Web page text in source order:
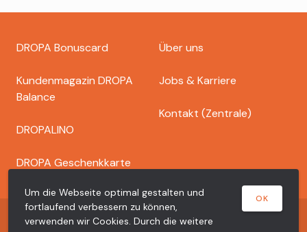
Footer
dropa
DROPA Bonuscard
Kundenmagazin DROPA
Balance
DROPALINO
DROPA Geschenkkarte
Über uns
Jobs & Karriere
Kontakt (Zentrale)
Copyright © 2026 Dr. Bähler Dropa AG
Um die Webseite optimal gestalten und
fortlaufend verbessern zu können,
verwenden wir Cookies. Durch die weitere
OK